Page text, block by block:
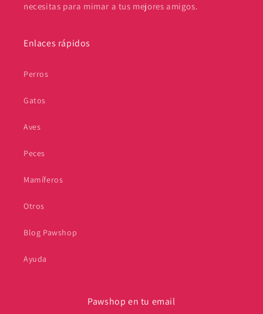
necesitas para mimar a tus mejores amigos.
Enlaces rápidos
Perros
Gatos
Aves
Peces
Mamíferos
Otros
Blog Pawshop
Ayuda
Pawshop en tu email